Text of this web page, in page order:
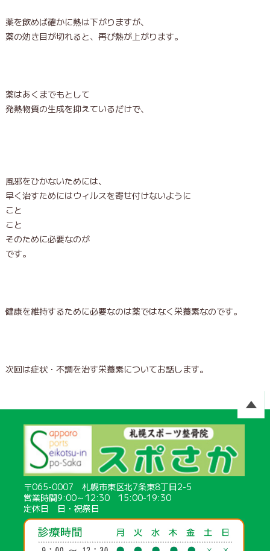
薬を飲めば確かに熱は下がりますが、
薬の効き目が切れると、再び熱が上がります。
薬はあくまでもとして
発熱物質の生成を抑えているだけで、
風邪をひかないためには、
早く治すためにはウィルスを寄せ付けないように
こと
こと
そのために必要なのが
です。
健康を維持するために必要なのは薬ではなく栄養素なのです。
次回は症状・不調を治す栄養素についてお話します。
〒065-0007 札幌市東区北7条東8丁目2-5
営業時間9:00～12:30 15:00-19:30
定休日 日・祝祭日